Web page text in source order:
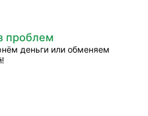
проблем
деньги или обменяем